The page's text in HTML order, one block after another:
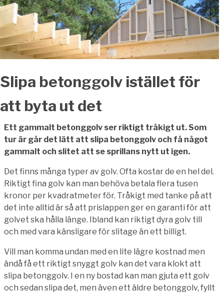
Slipa betonggolv istället för
att byta ut det
Ett gammalt betonggolv ser riktigt tråkigt ut. Som
tur är går det lätt att slipa betonggolv och få något
gammalt och slitet att se sprillans nytt ut igen.
Det finns många typer av golv. Ofta kostar de en hel del.
Riktigt fina golv kan man behöva betala flera tusen
kronor per kvadratmeter för. Tråkigt med tanke på att
det inte alltid är så att prislappen ger en garanti för att
golvet ska hålla länge. Ibland kan riktigt dyra golv till
och med vara känsligare för slitage än ett billigt.
Vill man komma undan med en lite lägre kostnad men
ändå få ett riktigt snyggt golv kan det vara klokt att
slipa betonggolv. I en ny bostad kan man gjuta ett golv
och sedan slipa det, men även ett äldre betonggolv, fyllt